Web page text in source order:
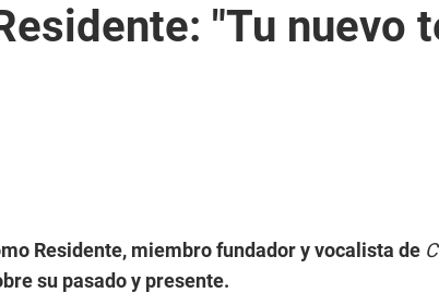
"Tu
Residente, miembro fundador y vocalista de
su pasado y presente.